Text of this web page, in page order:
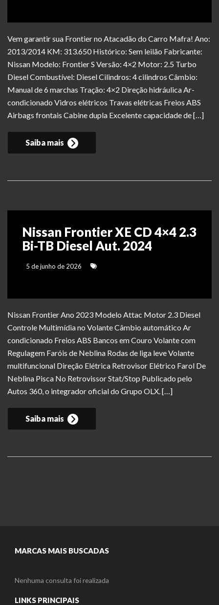
Vem garantir sua Frontier no Atacadão do Carro Mafra! Ano:
2013/2014 KM: 313.650 Histórico: Sem leilão Fabricante:
Nissan Modelo: Frontier S Versão: 4×2 Motor: 2.5 Turbo
Diesel Combustível: Diesel Cilindros: 4 cilindros Câmbio:
Manual de 6 marchas Tração: 4×2 Direção hidráulica Ar-
condicionado Vidros elétricos Travas elétricas Freios ABS
Airbags frontais Cabine dupla Excelente capacidade de […]
Saiba mais
Nissan Frontier XE CD 4×4 2.3
Bi-TB Diesel Aut. 2024
5 de junho de 2026
Nissan Frontier Ano 2023 Modelo Attac Motor 2.3 Diesel
Controle Multimídia no Volante Câmbio automático Ar
condicionado Freios ABS Bancos em Couro Volante com
Regulagem Faróis de Neblina Rodas de liga leve Volante
multifuncional Direção Elétrica Retrovisor Elétrico Farol De
Neblina Pisca No Retrovissor Stat/Stop Publicado pelo
Autos 360, o integrador oficial do Grupo OLX. […]
Saiba mais
MARCAS MAIS BUSCADAS
Nenhuma consulta foi realizada
LINKS PRINCIPAIS